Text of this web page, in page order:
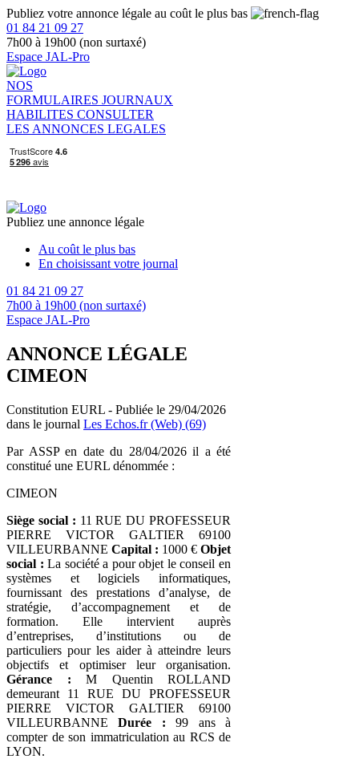
Publiez votre annonce légale au coût le plus bas
01 84 21 09 27
7h00 à 19h00 (non surtaxé)
Espace JAL-Pro
NOS
FORMULAIRES JOURNAUX
HABILITES CONSULTER
LES ANNONCES LEGALES
Publiez une annonce légale
Au coût le plus bas
En choisissant votre journal
01 84 21 09 27
7h00 à 19h00 (non surtaxé)
Espace JAL-Pro
ANNONCE LÉGALE
CIMEON
Constitution EURL - Publiée le 29/04/2026
dans le journal Les Echos.fr (Web) (69)
Par ASSP en date du 28/04/2026 il a été
constitué une EURL dénommée :
CIMEON
Siège social : 11 RUE DU PROFESSEUR
PIERRE VICTOR GALTIER 69100
VILLEURBANNE Capital : 1000 € Objet
social : La société a pour objet le conseil en
systèmes et logiciels informatiques,
fournissant des prestations d’analyse, de
stratégie, d’accompagnement et de
formation. Elle intervient auprès
d’entreprises, d’institutions ou de
particuliers pour les aider à atteindre leurs
objectifs et optimiser leur organisation.
Gérance : M Quentin ROLLAND
demeurant 11 RUE DU PROFESSEUR
PIERRE VICTOR GALTIER 69100
VILLEURBANNEDurée : 99 ans à
compter de son immatriculation au RCS de
LYON.